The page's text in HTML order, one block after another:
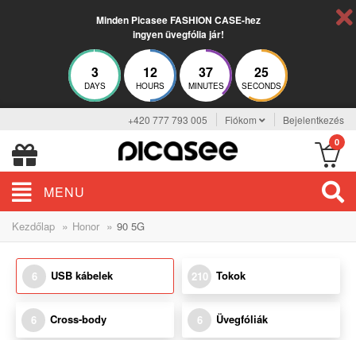
Minden Picasee FASHION CASE-hez
ingyen üvegfólia jár!
3
DAYS
12
HOURS
37
MINUTES
25
SECONDS
+420 777 793 005 Fiókom Bejelentkezés
0
MENU
Kezdőlap » Honor » 90 5G
6 USB kábelek 210 Tokok
6 Cross-body 6 Üvegfóliák